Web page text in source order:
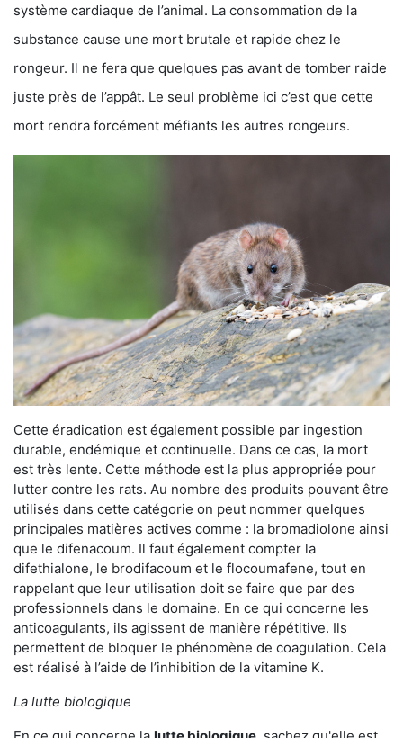
système cardiaque de l’animal. La consommation de la
substance cause une mort brutale et rapide chez le
rongeur. Il ne fera que quelques pas avant de tomber raide
juste près de l’appât. Le seul problème ici c’est que cette
mort rendra forcément méfiants les autres rongeurs.
Cette éradication est également possible par ingestion
durable, endémique et continuelle. Dans ce cas, la mort
est très lente. Cette méthode est la plus appropriée pour
lutter contre les rats. Au nombre des produits pouvant être
utilisés dans cette catégorie on peut nommer quelques
principales matières actives comme : la bromadiolone ainsi
que le difenacoum. Il faut également compter la
difethialone, le brodifacoum et le flocoumafene, tout en
rappelant que leur utilisation doit se faire que par des
professionnels dans le domaine. En ce qui concerne les
anticoagulants, ils agissent de manière répétitive. Ils
permettent de bloquer le phénomène de coagulation. Cela
est réalisé à l’aide de l’inhibition de la vitamine K.
La lutte biologique